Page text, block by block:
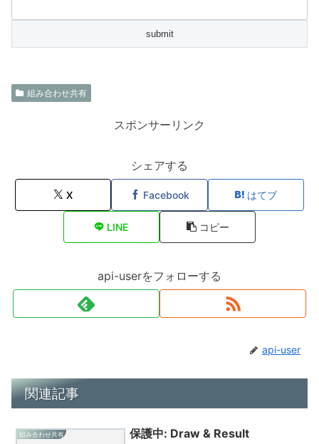
組み合わせ共有
スポンサーリンク
シェアする
X Facebook はてブ
LINE コピー
api-userをフォローする
api-user
関連記事
組み合わせ共有 保護中: Draw & Result